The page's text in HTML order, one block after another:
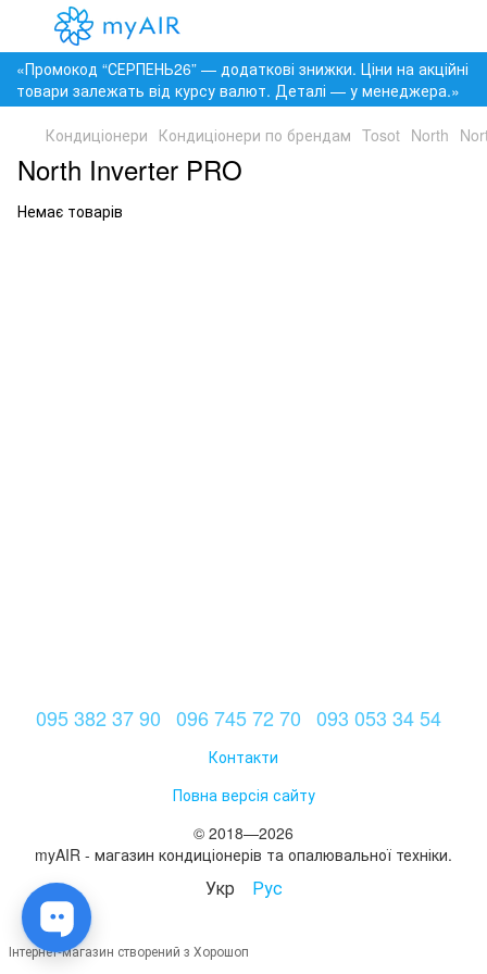
«Промокод “СЕРПЕНЬ26” — додаткові знижки. Ціни на акційні
товари залежать від курсу валют. Деталі — у менеджера.»
Кондиціонери Кондиціонери по брендам Tosot North
North Inverter PRO
Немає товарів
095 382 37 90 096 745 72 70 093 053 34 54
Контакти
Повна версія сайту
© 2018—2026
myAIR - магазин кондиціонерів та опалювальної техніки.
Укр Рус
Інтернет-магазин створений з Хорошоп